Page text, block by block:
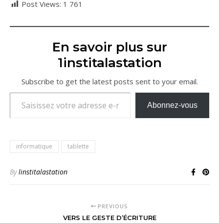
Post Views: 1 761
En savoir plus sur
1institalastation
Subscribe to get the latest posts sent to your email.
Saisissez votre adresse e-mail…
Abonnez-vous
informatique tablette
Bylinstitalastation
PREVIOUS
VERS LE GESTE D’ÉCRITURE